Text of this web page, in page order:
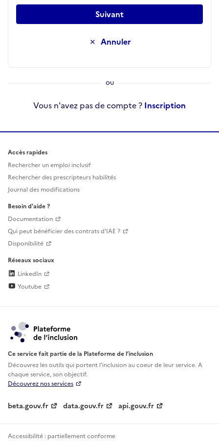
Annuler
Suivant
Vous n'avez pas de compte ? Inscription
Accès rapides
Rechercher un emploi inclusif
Rechercher des prescripteurs habilités
Journal des modifications
Besoin d'aide ?
Documentation
Qui peut bénéficier des contrats d'IAE ?
Disponibilité
Réseaux sociaux
LinkedIn
Youtube
Ce service fait partie de la Plateforme de l’inclusion
Découvrez les outils qui portent l'inclusion aucoeur de leur service. A
chaque service, son objectif.
Découvrez nos services
beta.gouv.fr data.gouv.fr api.gouv.fr
Accessibilité : partiellement conforme